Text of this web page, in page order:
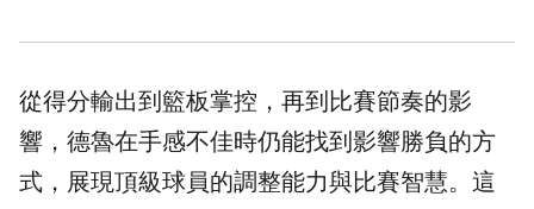
從得分輸出到籃板掌控，再到比賽節奏的影
響，德魯在手感不佳時仍能找到影響勝負的方
式，展現頂級球員的調整能力與比賽智慧。這